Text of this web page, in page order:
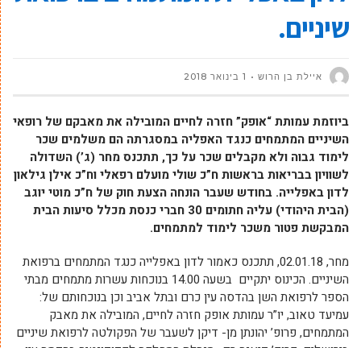
שיניים.
איילת בן הרוש 1 בינואר 2018
ביוזמת עמותת “אופק” חזרה לחיים המובילה את מאבקם של רופאי
השיניים המתמחים כנגד האפליה במסגרתה הם משלמים שכר
לימוד גבוה ולא מקבלים שכר על כך, תתכנס מחר (ג’) השדולה
לשוויון בבריאות בראשות ח”כ שולי מועלם רפאלי וח”כ אילן גילאון
לדון באפלייה. בחודש שעבר הונחה הצעת חוק של ח”כ מוטי יוגב
(הבית היהודי) עליה חתומים 30 חברי כנסת מכלל סיעות הבית
המבקשת פטור משכר לימוד למתמחים.
מחר, 02.01.18, תתכנס כאמור לדון באפלייה כנגד המתמחים ברפואת
השיניים. הכינוס יתקיים בשעה 14.00 בנוכחות עשרות מתמחים מבתי
הספר לרפואת השן בהדסה עין כרם ובתל אביב וכן בנוכחותם של:
עמיעד טאוב, יו”ר עמותת אופק חזרה לחיים, המובילה את מאבק
המתמחים, פרופ’ יהונתן מן- דיקן לשעבר של הפקולטה לרפואת שיניים